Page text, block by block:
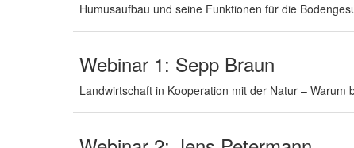
Humusaufbau und seine Funktionen für die
Webinar 1: Sepp Braun
Landwirtschaft in Kooperation mit der Natur –